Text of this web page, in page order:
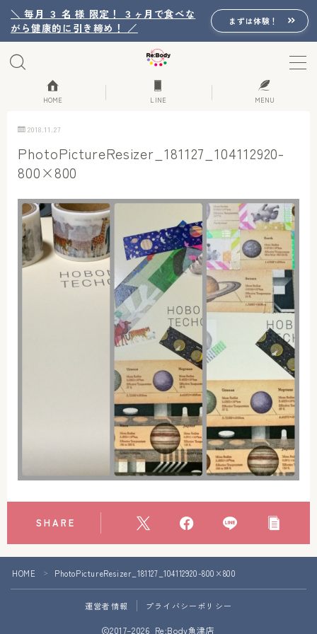
＼ 毎月 ３ 名 様 限定！ ３ヶ月で食べな
がら健康的に引き締め！ ／
まずは体験！
MENU
Re:Bodyの想い
初回体験詳細
Re:Bodyのメニュー
記事カテゴリー一覧
HOME LINE MENU
2018.11.27
PhotoPictureResizer_181127_104112920-
800×800
SHARE
HOME ＞ PhotoPictureResizer_181127_104112920-800×800
運営者情報 プライバシーポリシー
2017–2026 Re:Body魚津店